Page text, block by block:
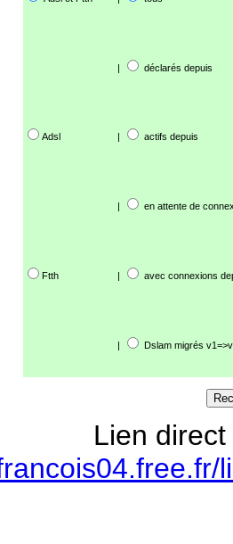
| déclarés depuis
Adsl | actifs depuis
| en attente de
Ftth | avec connexions
| Dslam migrés
Lien